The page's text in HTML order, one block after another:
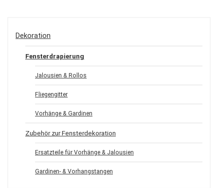
Dekoration
Fensterdrapierung
Jalousien & Rollos
Fliegengitter
Vorhänge & Gardinen
Zubehör zur Fensterdekoration
Ersatzteile für Vorhänge & Jalousien
Gardinen- & Vorhangstangen